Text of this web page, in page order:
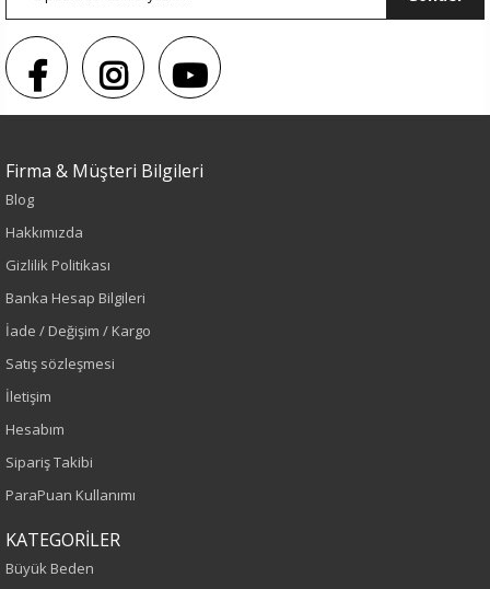
Renk
Sezon
Yaş Grubu
Yetişkin
Kalıp
Boy
Firma & Müşteri Bilgileri
Blog
Hakkımızda
Gizlilik Politikası
Banka Hesap Bilgileri
İade / Değişim / Kargo
Satış sözleşmesi
İletişim
Hesabım
Sipariş Takibi
ParaPuan Kullanımı
KATEGORİLER
Büyük Beden